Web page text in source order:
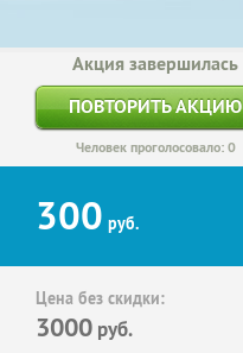
Акция завершилась
ПОВТОРИТЬ АКЦИЮ
Человек проголосовало: 0
300 руб.
Цена без скидки:
3000 руб.